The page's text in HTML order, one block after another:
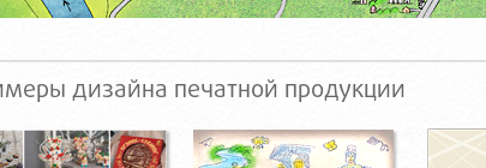
дизайна печатной продукции